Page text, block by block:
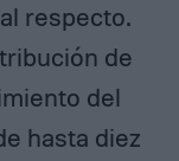
respecto.
de
del
hasta diez